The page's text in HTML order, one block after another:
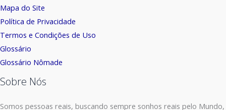
Mapa do Site
Política de Privacidade
Termos e Condições de Uso
Glossário
Glossário Nômade
Sobre Nós
Somos pessoas reais, buscando sempre sonhos reais pelo Mundo,